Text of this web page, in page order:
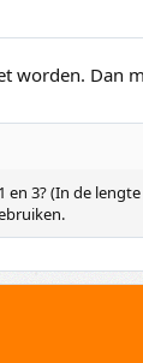
worden. Dan
en 3? (In de